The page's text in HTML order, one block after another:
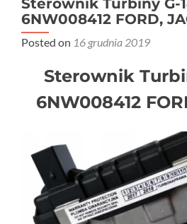
Sterownik Turbiny G-
6NW008412 FORD,
Posted on 16 grudnia 2019
Sterownik
6NW008412